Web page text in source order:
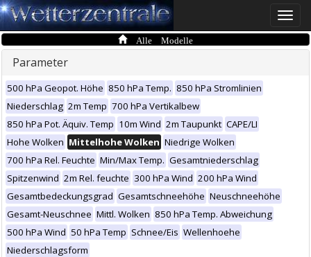
Toggle
Alle Modelle
Parameter
500 hPa Geopot. Höhe 850 hPa Temp. 850 hPa Stromlinien
Niederschlag 2m Temp 700 hPa Vertikalbew
850 hPa Pot. Äquiv. Temp 10m Wind 2m Taupunkt CAPE/LI
Hohe Wolken Mittelhohe Wolken Niedrige Wolken
700 hPa Rel. Feuchte Min/Max Temp. Gesamtniederschlag
Spitzenwind 2m Rel. feuchte 300 hPa Wind 200 hPa Wind
Gesamtbedeckungsgrad Gesamtschneehöhe Neuschneehöhe
Gesamt-Neuschnee Mittl. Wolken 850 hPa Temp. Abweichung
500 hPa Wind 50 hPa Temp Schnee/Eis Wellenhoehe
Niederschlagsform